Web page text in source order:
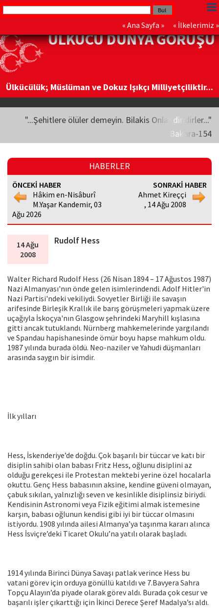
« Ana Sayfa » « İlkelerimiz »
ÜLKÜCÜ DÜNYA GÖRÜŞÜ
Ülkücülük; Müslüman ve Dokuz Işıkçı Milliyetçiliktir...
"...Şehitlere ölüler demeyin. Bilakis Onlar diridirler..."
Bakara-154
HABERLER
ÖNCEKİ HABER
Hâkim en-Nisâburî
M.Yaşar Kandemir, 03
Ağu 2026
SONRAKİ HABER
Ahmet Kireççi
, 14 Ağu 2008
14 Ağu
2008
Rudolf Hess
Walter Richard Rudolf Hess (26 Nisan 1894 – 17 Ağustos 1987)
Nazi Almanyası'nın önde gelen isimlerindendi. Adolf Hitler'in
Nazi Partisi'ndeki vekiliydi. Sovyetler Birliği ile savaşın
arifesinde Birleşik Krallık ile barış görüşmeleri yapmak üzere
uçağıyla İskoçya'nın Glasgow şehrindeki Maryhill kışlasına
gitti ancak tutuklandı. Nürnberg mahkemelerinde yargılandı
ve Spandau hapishanesinde ömür boyu hapse mahkum oldu.
1987 yılında burada öldü. Neo-naziler ve Yahudi düşmanları
arasında saygın bir isimdir.
İlk yılları
Hess, İskenderiye’de doğdu. Çok başarılı bir tüccar ve katı bir
disiplin sahibi olan babası Fritz Hess, oğlunu disiplini az
olduğu gerekçesi ile Protestan mektebi yerine özel hocalarla
okuttu. Genç Hess babasının aksine, kendine güveni olmayan,
çabuk sıkılan, yalnızlığı seven ve kesinlikle disiplinsiz biriydi.
Kendisinin Astronomi veya Fizik eğitimi almak istemesine
karşın, babası oğlunun kendisi gibi iyi bir tüccar olmasını
istiyordu. 1908 yılında ailesi Almanya’ya taşınma kararı alınca
Hess İsviçre’deki Ticaret Okulu’na yatılı olarak başladı.
1914 yılında Birinci Dünya Savaşı patlak verince Hess bu
vatani görev için orduya gönüllü katıldı ve 7.Bavyera Sahra
Topçu Alayın’da piyade olarak görev aldı. Burada çok cesur ve
başarılı işler çıkarttığı için İkinci Derece Şeref Madalya’sı aldı.